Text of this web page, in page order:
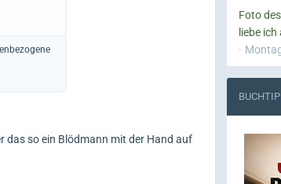
das so ein Blödmann mit der Hand auf
Foto
liebe